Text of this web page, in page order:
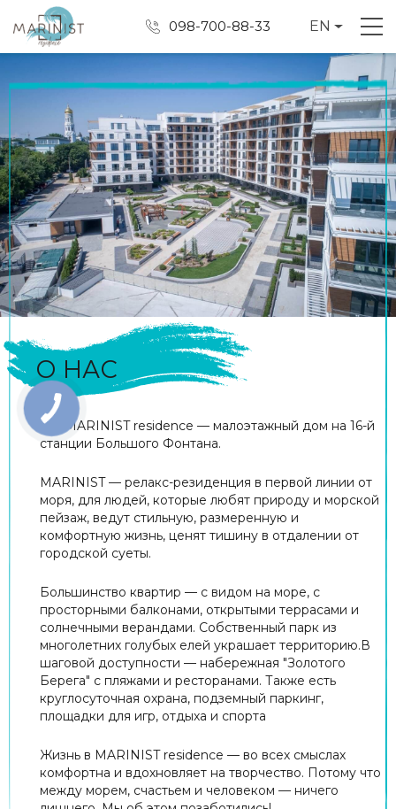
098-700-88-33 EN
О НАС
ЖК МARINIST residence — малоэтажный дом на 16-й
станции Большого Фонтана.
МARINIST — релакс-резиденция в первой линии от
моря, для людей, которые любят природу и морской
пейзаж, ведут стильную, размеренную и
комфортную жизнь, ценят тишину в отдалении от
городской суеты.
Большинство квартир — с видом на море, с
просторными балконами, открытыми террасами и
солнечными верандами. Собственный парк из
многолетних голубых елей украшает территорию.В
шаговой доступности — набережная "Золотого
Берега" с пляжами и ресторанами. Также есть
круглосуточная охрана, подземный паркинг,
площадки для игр, отдыха и спорта
Жизнь в MARINIST residence — во всех смыслах
комфортна и вдохновляет на творчество. Потому что
между морем, счастьем и человеком — ничего